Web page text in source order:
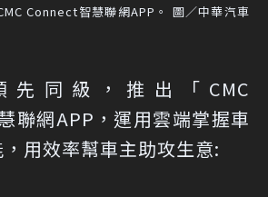
Connect智慧聯網APP。 圖／中華汽車
先同級，推出「CMC
聯網APP，運用雲端掌握車
用效率幫車主助攻生意: